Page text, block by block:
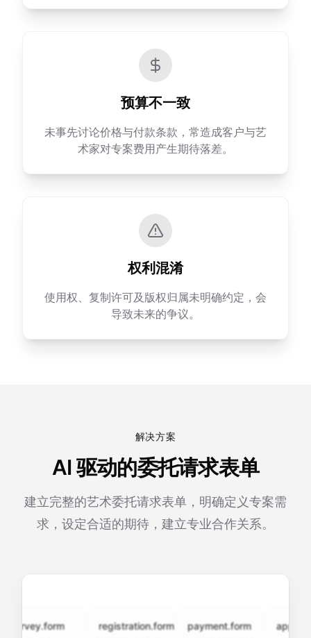
预算不一致
未事先讨论价格与付款条款，常造成客户与艺
术家对专案费用产生期待落差。
权利混淆
使用权、复制许可及版权归属未明确约定，会
导致未来的争议。
解决方案
AI 驱动的委托请求表单
建立完整的艺术委托请求表单，明确定义专案需
求，设定合适的期待，建立专业合作关系。
registration.form payment.form